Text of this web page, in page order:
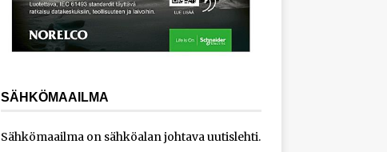
SÄHKÖMAAILMA
Sähkömaailma on sähköalan johtava uutislehti.